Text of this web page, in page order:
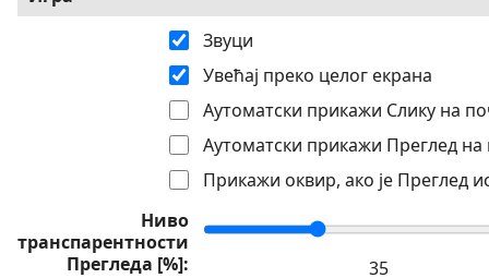
Звуци
Увећај преко целог екрана
Аутоматски прикажи Слику на
Аутоматски прикажи Преглед на
Прикажи оквир, ако је Преглед
Ниво
транспарентности
Прегледа [%]